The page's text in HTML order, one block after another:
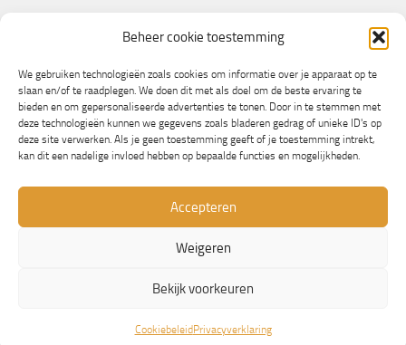
Beheer cookie toestemming
We gebruiken technologieën zoals cookies om informatie over je apparaat op te
slaan en/of te raadplegen. We doen dit met als doel om de beste ervaring te
bieden en om gepersonaliseerde advertenties te tonen. Door in te stemmen met
deze technologieën kunnen we gegevens zoals bladeren gedrag of unieke ID's op
deze site verwerken. Als je geen toestemming geeft of je toestemming intrekt,
kan dit een nadelige invloed hebben op bepaalde functies en mogelijkheden.
Accepteren
Weigeren
Bekijk voorkeuren
CookiebeleidPrivacyverklaring
- Ontworpen met de